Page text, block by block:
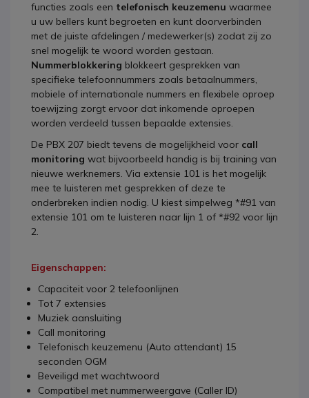
functies zoals een telefonisch keuzemenu waarmee
u uw bellers kunt begroeten en kunt doorverbinden
met de juiste afdelingen / medewerker(s) zodat zij zo
snel mogelijk te woord worden gestaan.
Nummerblokkering blokkeert gesprekken van
specifieke telefoonnummers zoals betaalnummers,
mobiele of internationale nummers en flexibele oproep
toewijzing zorgt ervoor dat inkomende oproepen
worden verdeeld tussen bepaalde extensies.
De PBX 207 biedt tevens de mogelijkheid voor call
monitoring wat bijvoorbeeld handig is bij training van
nieuwe werknemers. Via extensie 101 is het mogelijk
mee te luisteren met gesprekken of deze te
onderbreken indien nodig. U kiest simpelweg *#91 van
extensie 101 om te luisteren naar lijn 1 of *#92 voor lijn
2.
Eigenschappen:
Capaciteit voor 2 telefoonlijnen
Tot 7 extensies
Muziek aansluiting
Call monitoring
Telefonisch keuzemenu (Auto attendant) 15
seconden OGM
Beveiligd met wachtwoord
Compatibel met nummerweergave (Caller ID)